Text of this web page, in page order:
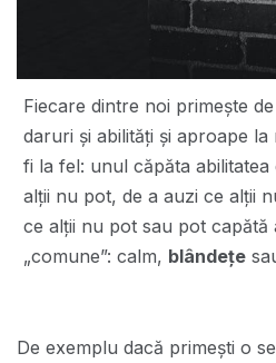
Fiecare dintre noi primește
daruri și abilități și aproape
fi la fel: unul căpăta abilitatea
alții nu pot, de a auzi ce alții
ce alții nu pot sau pot capătă
„comune”: calm, blândețe
De exemplu dacă primești o